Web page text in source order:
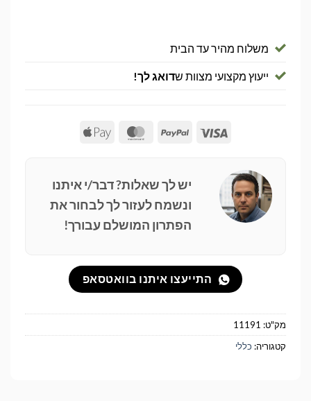
משלוח מהיר עד הבית
ייעוץ מקצועי מצוות שדואג לך!
Visa
PayPal
MasterCard
Apple
יש לך שאלות? דבר/י איתנו
ונשמח לעזור לך לבחור את
הפתרון המושלם עבורך!
התייעצו איתנו בוואטסאפ
מק"ט: 11191
קטגוריה: כללי